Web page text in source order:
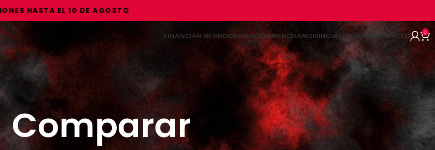
HASTA EL 10 DE AGOSTO
FINANCIAR REPROGRAMACIONMERCHANDISINGWEB SPARK CONTACTO 0
Comparar